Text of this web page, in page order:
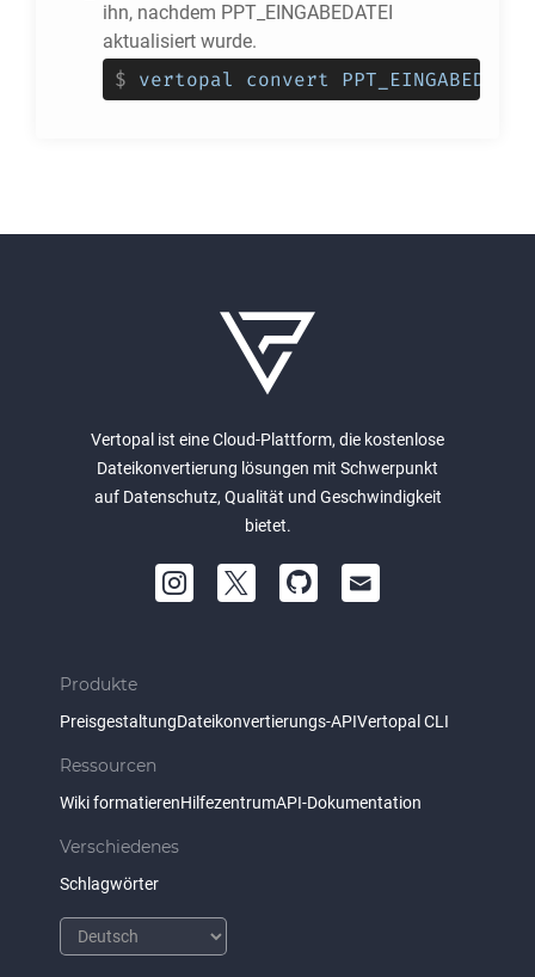
ihn, nachdem PPT_EINGABEDATEI
aktualisiert wurde.
$ vertopal convert
Vertopal ist eine Cloud-Plattform, die kostenlose
Dateikonvertierung lösungen mit Schwerpunkt
auf Datenschutz, Qualität und Geschwindigkeit
bietet.
Produkte
PreisgestaltungDateikonvertierungs-APIVertopal CLI
Ressourcen
Wiki formatierenHilfezentrumAPI-Dokumentation
Verschiedenes
Schlagwörter